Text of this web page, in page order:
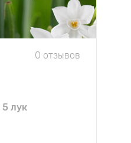
0 отзывов
5 лук